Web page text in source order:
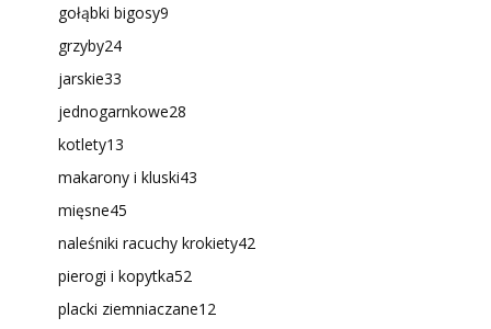
gołąbki bigosy9
grzyby24
jarskie33
jednogarnkowe28
kotlety13
makarony i kluski43
mięsne45
naleśniki racuchy krokiety42
pierogi i kopytka52
placki ziemniaczane12